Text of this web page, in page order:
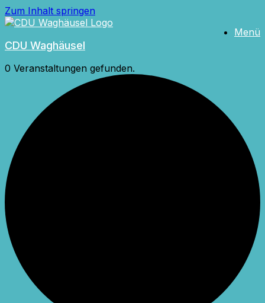
Zum Inhalt springen
CDU Waghäusel
Menü
0 Veranstaltungen gefunden.